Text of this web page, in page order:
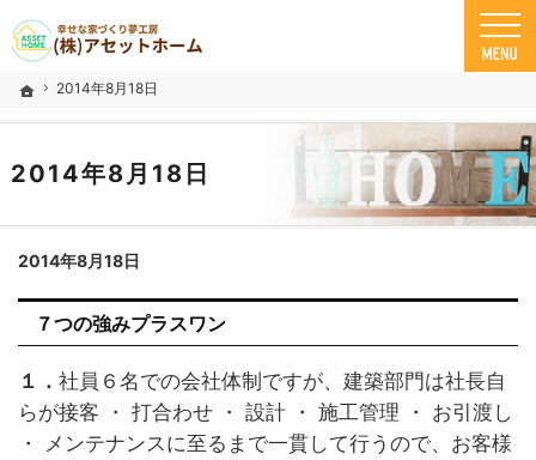
ホーム
2014年8月18日
2014年8月18日
米子市の注文住宅ならアセットホーム
幸せな家づくり夢工房 米子市で安心の一戸建て｜アセットホーム
2014年8月18日
７つの強みプラスワン
１． 社員６名での会社体制ですが、建築部門は社長自
らが接客 ・ 打合わせ ・ 設計 ・ 施工管理 ・ お引渡し
・ メンテナンスに至るまで一貫して行うので、お客様